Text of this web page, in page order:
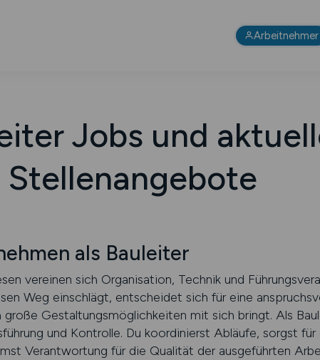
Arbeitnehmer
Jobs und
Stellenangebote
als Bauleiter
vereinen sich Organisation, Technik und
Weg einschlägt, entscheidet sich für eine
große Gestaltungsmöglichkeiten mit sich bringt. Als
und Kontrolle. Du koordinierst Abläufe, sorgst
Verantwortung für die Qualität der ausgeführten